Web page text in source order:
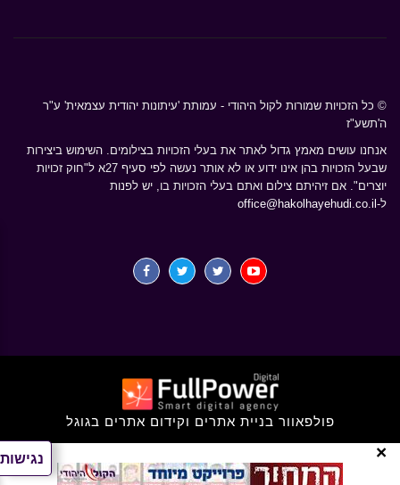
נגישות ×
© כל הזכויות שמורות לקול היהודי - עמותת 'עיתונות יהודית עצמאית' ע"ר
ה'תשע"ז
אנחנו עושים מאמץ גדול לאתר את בעלי הזכויות בצילומים. השימוש ביצירות
שבעל הזכויות בהן אינו ידוע או לא אותר נעשה לפי סעיף 27א ל"חוק זכויות
יוצרים". אם זיהיתם צילום ואתם בעלי הזכויות בו, יש לפנות
ל- office@hakolhayehudi.co.il
פולפאוור בניית אתרים וקידום אתרים בגוגל